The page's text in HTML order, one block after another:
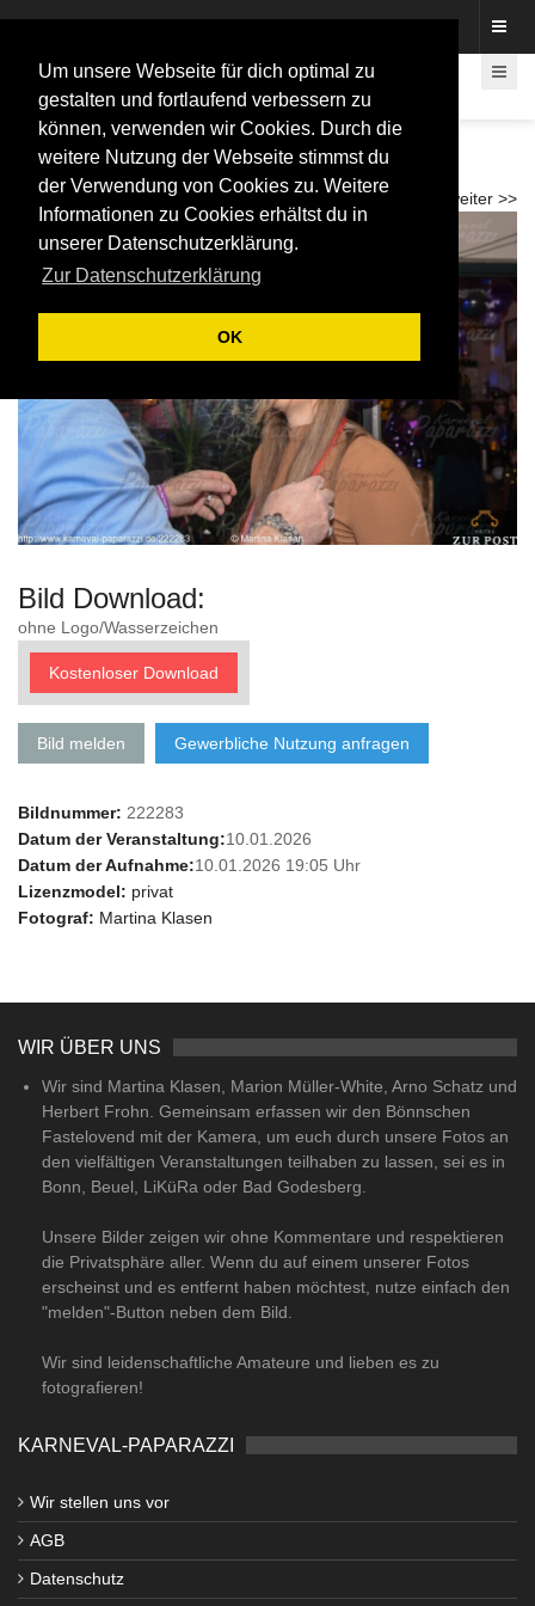
Um unsere Webseite für dich optimal zu
gestalten und fortlaufend verbessern zu
können, verwenden wir Cookies. Durch die
weitere Nutzung der Webseite stimmst du
der Verwendung von Cookies zu. Weitere
Informationen zu Cookies erhältst du in
unserer Datenschutzerklärung.
Zur Datenschutzerklärung
OK
20 Jahre "Die Flüssigen" - Flüssigen Party
2026
weiter >>
<< zurück
Bild Download:
ohne Logo/Wasserzeichen
Kostenloser Download
Bild melden Gewerbliche Nutzung anfragen
Bildnummer: 222283
Datum der Veranstaltung:10.01.2026
Datum der Aufnahme:10.01.2026 19:05 Uhr
Lizenzmodel: privat
Fotograf: Martina Klasen
WIR ÜBER UNS
Wir sind Martina Klasen, Marion Müller-White, Arno Schatz und
Herbert Frohn. Gemeinsam erfassen wir den Bönnschen
Fastelovend mit der Kamera, um euch durch unsere Fotos an
den vielfältigen Veranstaltungen teilhaben zu lassen, sei es in
Bonn, Beuel, LiKüRa oder Bad Godesberg.
Unsere Bilder zeigen wir ohne Kommentare und respektieren
die Privatsphäre aller. Wenn du auf einem unserer Fotos
erscheinst und es entfernt haben möchtest, nutze einfach den
"melden"-Button neben dem Bild.
Wir sind leidenschaftliche Amateure und lieben es zu
fotografieren!
KARNEVAL-PAPARAZZI
Wir stellen uns vor
AGB
Datenschutz